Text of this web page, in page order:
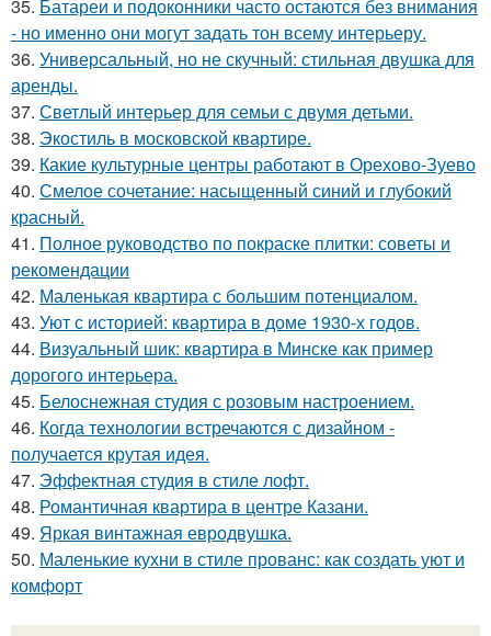
35. Батареи и подоконники часто остаются без внимания
- но именно они могут задать тон всему интерьеру.
36. Универсальный, но не скучный: стильная двушка для
аренды.
37. Светлый интерьер для семьи с двумя детьми.
38. Экостиль в московской квартире.
39. Какие культурные центры работают в Орехово-Зуево
40. Смелое сочетание: насыщенный синий и глубокий
красный.
41. Полное руководство по покраске плитки: советы и
рекомендации
42. Маленькая квартира с большим потенциалом.
43. Уют с историей: квартира в доме 1930-х годов.
44. Визуальный шик: квартира в Минске как пример
дорогого интерьера.
45. Белоснежная студия с розовым настроением.
46. Когда технологии встречаются с дизайном -
получается крутая идея.
47. Эффектная студия в стиле лофт.
48. Романтичная квартира в центре Казани.
49. Яркая винтажная евродвушка.
50. Маленькие кухни в стиле прованс: как создать уют и
комфорт